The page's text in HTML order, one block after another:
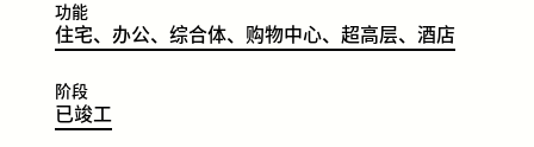
功能
​​​​住宅、 办公、 综合体、 购物中心、 超高层、 酒店
阶段
​​​​已竣工